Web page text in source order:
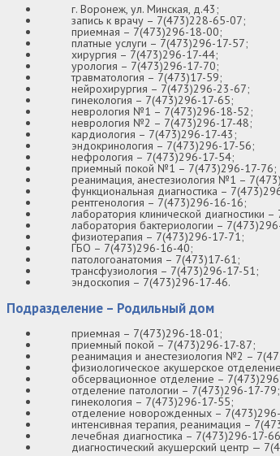
г. Воронеж, ул. Минская, д.43;
запись к врачу – 7(473)228-65-07;
приемная – 7(473)296-18-00;
платные услуги – 7(473)296-17-57;
хирургия – 7(473)296-17-44;
урология – 7(473)296-17-70;
травматология – 7(473)17-59;
нейрохирургия – 7(473)296-23-67;
гинекология – 7(473)296-17-65;
неврология №1 – 7(473)296-18-52;
неврология №2 – 7(473)296-17-48;
кардиология – 7(473)296-17-43;
эндокринология – 7(473)296-17-56;
нефрология – 7(473)296-17-54;
приемный покой №1 – 7(473)296-17-76;
реанимация, анестезиология №1 –
функциональная диагностика –
рентгенология – 7(473)296-16-16;
лаборатория клинической диагностики
лаборатория бактериологии –
физиотерапия – 7(473)296-17-71;
ГБО – 7(473)296-16-40;
патологоанатомия – 7(473)17-61;
трансфузиология – 7(473)296-17-51;
эндоскопия – 7(473)296-17-46.
Подразделение – Родильный дом
приемная – 7(473)296-18-01;
приемный покой – 7(473)296-17-87;
реанимация и анестезиология №2 –
физиологическое акушерское
обсервационное отделение –
отделение патологии – 7(473)296-17-79;
гинекология – 7(473)296-17-55;
отделение новорожденных –
интенсивная терапия, реанимация –
лечебная диагностика – 7(473)296-17-
диагностический акушерский центр —